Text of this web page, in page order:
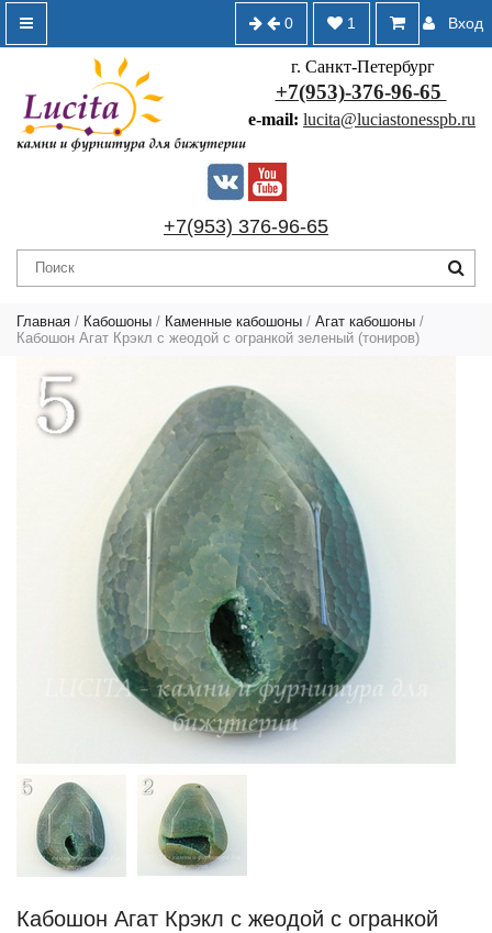
Вход
1
0
г. Санкт-Петербург
+7(953)-376-96-65
e-mail: lucita@luciastonesspb.ru
+7(953) 376-96-65
Главная / Кабошоны / Каменные кабошоны / Агат кабошоны /
Кабошон Агат Крэкл с жеодой с огранкой зеленый (тониров)
Кабошон Агат Крэкл с жеодой с огранкой